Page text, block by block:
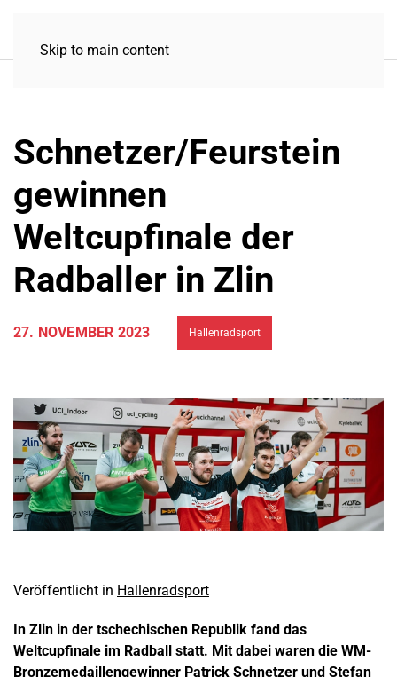
Skip to main content
Schnetzer/Feurstein
gewinnen
Weltcupfinale der
Radballer in Zlin
27. NOVEMBER 2023 Hallenradsport
Veröffentlicht in Hallenradsport
In Zlin in der tschechischen Republik fand das
Weltcupfinale im Radball statt. Mit dabei waren die WM-
Bronzemedaillengewinner Patrick Schnetzer und Stefan